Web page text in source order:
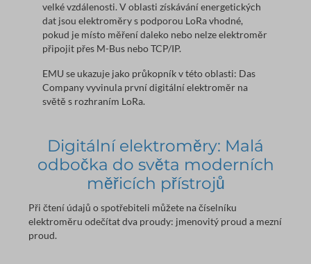
velké vzdálenosti. V oblasti získávání energetických
dat jsou elektroměry s podporou LoRa vhodné,
pokud je místo měření daleko nebo nelze elektroměr
připojit přes M-Bus nebo TCP/IP.
EMU se ukazuje jako průkopník v této oblasti: Das
Company vyvinula první digitální elektroměr na
světě s rozhraním LoRa.
Digitální elektroměry: Malá
odbočka do světa moderních
měřicích přístrojů
Při čtení údajů o spotřebiteli můžete na číselníku
elektroměru odečítat dva proudy: jmenovitý proud a mezní
proud.